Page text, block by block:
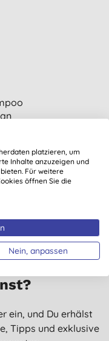
worüber Du
ein, und Du erhälst
Tipps und exklusive
platzieren, um
Inhalte anzuzeigen und
Für weitere
öffnen Sie die
Nein, anpassen